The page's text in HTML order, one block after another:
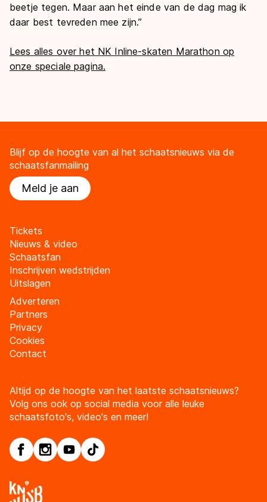
beetje tegen. Maar aan het einde van de dag mag ik
daar best tevreden mee zijn.’’
Lees alles over het NK Inline-skaten Marathon op
onze speciale pagina.
Blijf op de hoogte van al het schaatsnieuws via de
schaatsfanmailing
Meld je aan
Tickets
Nieuws & video
Schaatsfan
Inschrijven wedstrijden
Uitslagen
Adverteren
Partners
Privacy
Cookies
Contact
Altijd op de hoogte van het laatste schaatsnieuws?
Volg ons ook op social media voor alle leuke
schaatsfoto's, video's en meer!